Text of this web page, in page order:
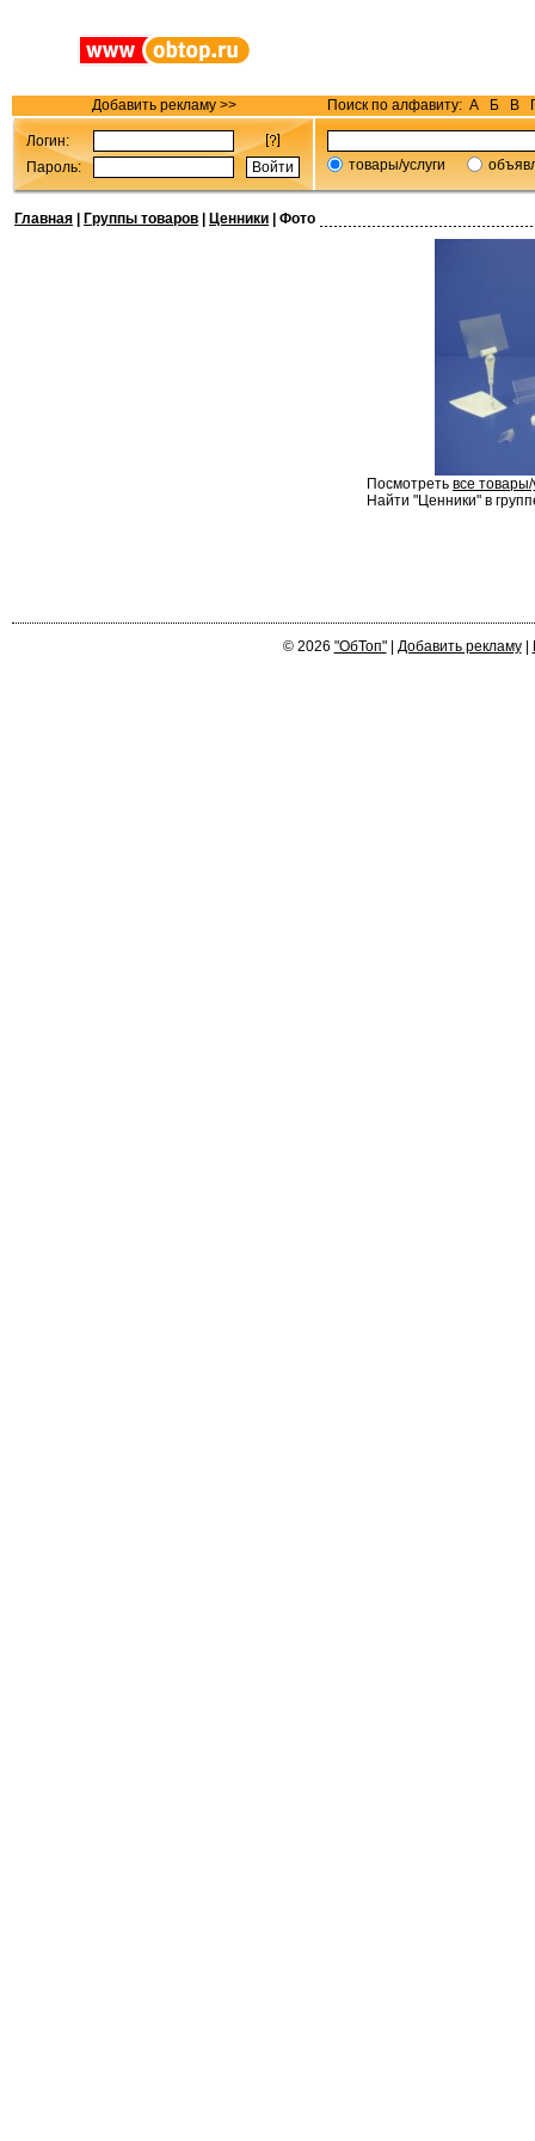
Добавить рекламу >> Поиск по алфавиту: А Б В
Логин:
Пароль:
товары/услуги
Главная Группы товаров Ценники | Фото
Посмотреть все товары/
Найти "Ценники" в
© 2026 "ОбТоп"| Добавить рекламу|